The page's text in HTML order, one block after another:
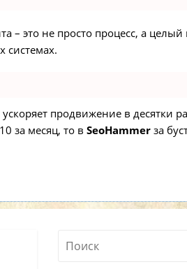
– это не просто процесс, а целый
системах.
ускоряет продвижение в десятки
за месяц, то в SeoHammer за